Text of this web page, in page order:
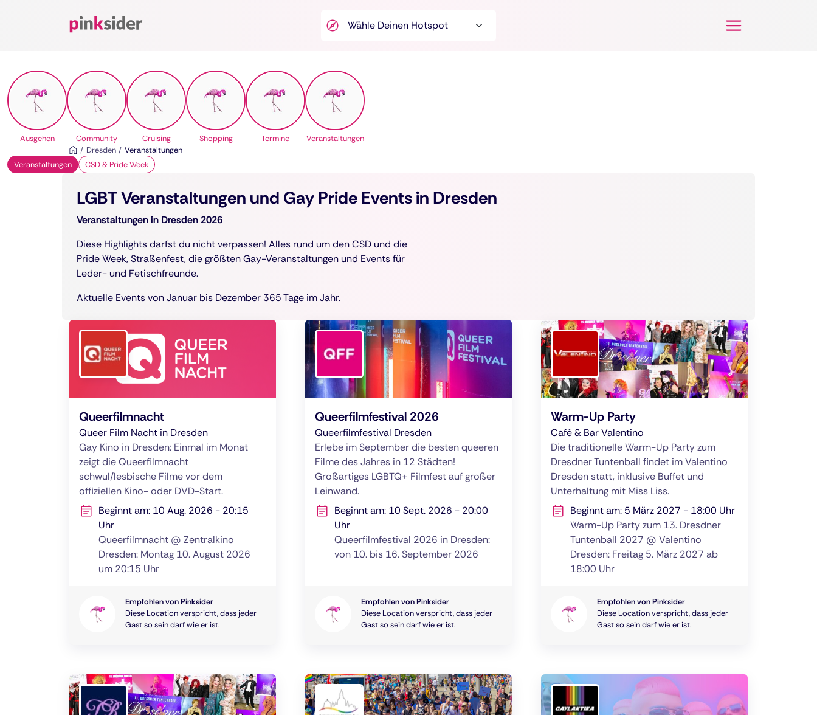
Pinksider
Ausgehen Community Cruising Shopping Termine
Veranstaltungen
Dresden
Veranstaltungen
Veranstaltungen
CSD & Pride Week
LGBT Veranstaltungen und Gay Pride Events in Dresden
Veranstaltungen in Dresden 2026
Diese Highlights darfst du nicht verpassen! Alles rund um den CSD und die
Pride Week, Straßenfest, die größten Gay-Veranstaltungen und Events für
Leder- und Fetischfreunde.
Aktuelle Events von Januar bis Dezember 365 Tage im Jahr.
Queerfilmnacht
Queer Film Nacht in Dresden
Gay Kino in Dresden: Einmal im Monat
zeigt die Queerfilmnacht
schwul/lesbische Filme vor dem
offiziellen Kino- oder DVD-Start.
Beginnt am: 10 Aug. 2026 - 20:15
Uhr
Queerfilmnacht @ Zentralkino
Dresden: Montag 10. August 2026
um 20:15 Uhr
Empfohlen von Pinksider
Diese Location verspricht, dass jeder
Gast so sein darf wie er ist.
Queerfilmfestival 2026
Queerfilmfestival Dresden
Erlebe im September die besten queeren
Filme des Jahres in 12 Städten!
Großartiges LGBTQ+ Filmfest auf großer
Leinwand.
Beginnt am: 10 Sept. 2026 - 20:00
Uhr
Queerfilmfestival 2026 in Dresden:
von 10. bis 16. September 2026
Empfohlen von Pinksider
Diese Location verspricht, dass jeder
Gast so sein darf wie er ist.
Warm-Up Party
Café & Bar Valentino
Die traditionelle Warm-Up Party zum
Dresdner Tuntenball findet im Valentino
Dresden statt, inklusive Buffet und
Unterhaltung mit Miss Liss.
Beginnt am: 5 März 2027 - 18:00 Uhr
Warm-Up Party zum 13. Dresdner
Tuntenball 2027 @ Valentino
Dresden: Freitag 5. März 2027 ab
18:00 Uhr
Empfohlen von Pinksider
Diese Location verspricht, dass jeder
Gast so sein darf wie er ist.